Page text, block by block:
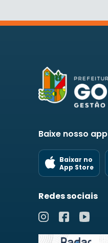
Baixe nosso app
Baixar no
App Store
Redes sociais